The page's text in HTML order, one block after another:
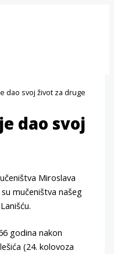
dao svoj život za druge
dao svoj
Miroslava
mučeništva našeg
godina nakon
(24. kolovoza